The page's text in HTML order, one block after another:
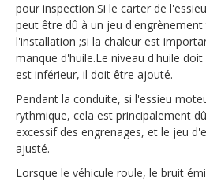
pour inspection.Si le carter de
peut être dû à un jeu
l'installation ;si la chaleur est
manque d'huile.Le niveau d'huile
est inférieur, il doit être ajouté.
Pendant la conduite, si l'essieu
rythmique, cela est principalement
excessif des engrenages, et le jeu
ajusté.
Lorsque le véhicule roule, le bruit